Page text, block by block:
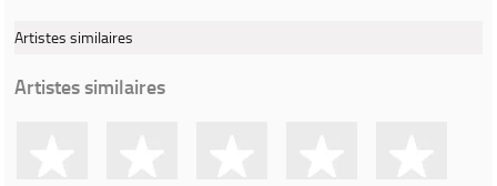
Artistes similaires
Artistes similaires